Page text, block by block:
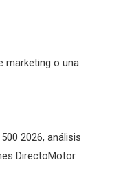
marketing o una
2026, análisis
DirectoMotor